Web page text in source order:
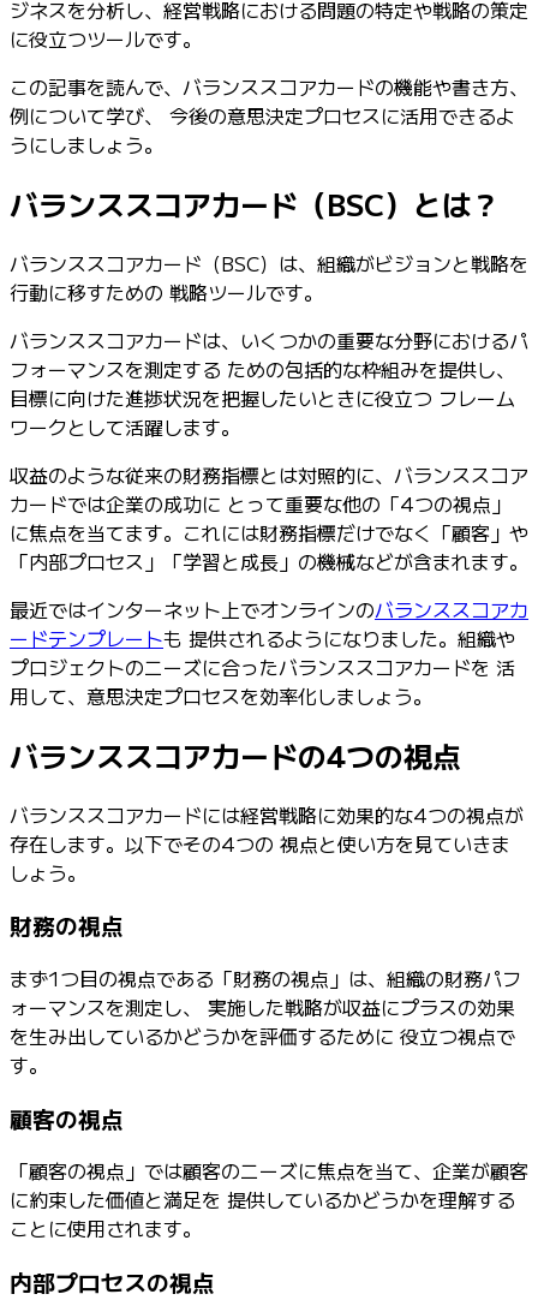
ジネスを分析し、経営戦略における問題の特定や戦略の策定
に役立つツールです。
この記事を読んで、バランススコアカードの機能や書き方、
例について学び、 今後の意思決定プロセスに活用できるよ
うにしましょう。
バランススコアカード（BSC）とは？
バランススコアカード（BSC）は、組織がビジョンと戦略を
行動に移すための 戦略ツールです。
バランススコアカードは、いくつかの重要な分野におけるパ
フォーマンスを測定する ための包括的な枠組みを提供し、
目標に向けた進捗状況を把握したいときに役立つ フレーム
ワークとして活躍します。
収益のような従来の財務指標とは対照的に、バランススコア
カードでは企業の成功に とって重要な他の「4つの視点」
に焦点を当てます。これには財務指標だけでなく「顧客」や
「内部プロセス」「学習と成長」の機械などが含まれます。
最近ではインターネット上でオンラインのバランススコアカ
ードテンプレートも 提供されるようになりました。組織や
プロジェクトのニーズに合ったバランススコアカードを 活
用して、意思決定プロセスを効率化しましょう。
バランススコアカードの4つの視点
バランススコアカードには経営戦略に効果的な4つの視点が
存在します。以下でその4つの 視点と使い方を見ていきま
しょう。
財務の視点
まず1つ目の視点である「財務の視点」は、組織の財務パフ
ォーマンスを測定し、 実施した戦略が収益にプラスの効果
を生み出しているかどうかを評価するために 役立つ視点で
す。
顧客の視点
「顧客の視点」では顧客のニーズに焦点を当て、企業が顧客
に約束した価値と満足を 提供しているかどうかを理解する
ことに使用されます。
内部プロセスの視点